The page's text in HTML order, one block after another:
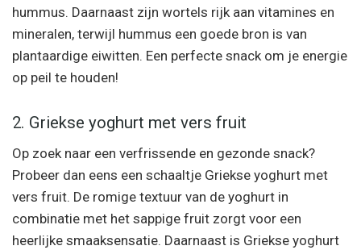
hummus. Daarnaast zijn wortels rijk aan vitamines en
mineralen, terwijl hummus een goede bron is van
plantaardige eiwitten. Een perfecte snack om je energie
op peil te houden!
2. Griekse yoghurt met vers fruit
Op zoek naar een verfrissende en gezonde snack?
Probeer dan eens een schaaltje Griekse yoghurt met
vers fruit. De romige textuur van de yoghurt in
combinatie met het sappige fruit zorgt voor een
heerlijke smaaksensatie. Daarnaast is Griekse yoghurt